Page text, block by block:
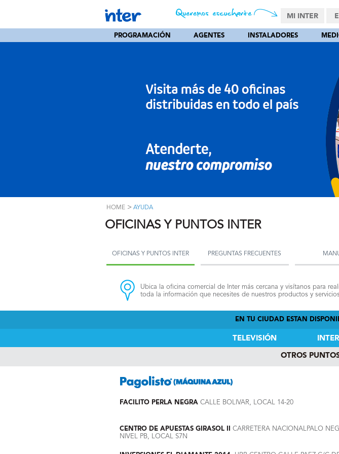
MI INTER
PROGRAMACIÓN AGENTES INSTALADORES
HOME > AYUDA
OFICINAS Y PUNTOS INTER
OFICINAS Y PUNTOS INTER PREGUNTAS FRECUENTES
Ubica la oficina comercial de Inter más cercana y visítanos para
toda la información que necesites de nuestros productos y
EN TU CIUDAD ESTAN
TELEVISIÓN
OTROS
FACILITO PERLA NEGRA CALLE BOLIVAR, LOCAL 14-20
CENTRO DE APUESTAS GIRASOL II
CARRETERA NACIONALPALO
NIVEL PB, LOCAL S7N